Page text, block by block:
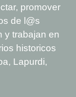
promover
de l@s
y trabajan en
historicos
Lapurdi,